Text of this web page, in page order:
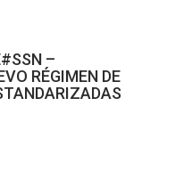
–
RÉGIMEN DE